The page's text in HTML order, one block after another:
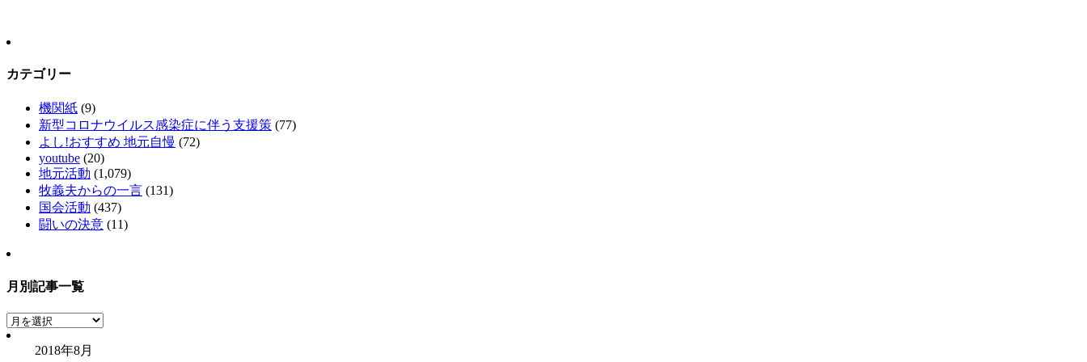
カテゴリー
機関紙 (9)
新型コロナウイルス感染症に伴う支援策 (77)
よし!おすすめ 地元自慢 (72)
youtube (20)
地元活動 (1,079)
牧義夫からの一言 (131)
国会活動 (437)
闘いの決意 (11)
月別記事一覧
月
別
2018年8月